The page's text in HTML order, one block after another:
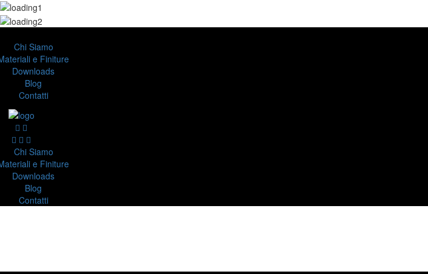
Chi Siamo
e Finiture
Downloads
Blog
Contatti
Chi Siamo
e Finiture
Downloads
Blog
Contatti